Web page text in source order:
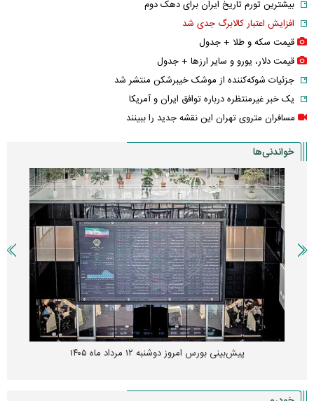
بیشترین تورم تاریخ ایران برای دهک دوم
افزایش اعتبار کالابرگ جدی شد
قیمت سکه و طلا + جدول
قیمت دلار، یورو و سایر ارز‌ها + جدول
جزئیات شوکه‌کننده از موشک خیبرشکن منتشر شد
یک خبر غیرمنتظره درباره توافق ایران و آمریکا
مسافران متروی تهران این نقشه جدید را ببینند
خواندنی‌ها
پیش‌بینی بورس امروز دوشنبه ۱۲ مرداد ماه ۱۴۰۵